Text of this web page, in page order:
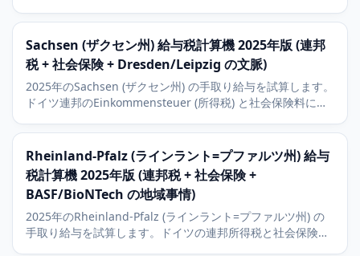
の Kirchensteuer (教会税) を含みます。
Sachsen (ザクセン州) 給与税計算機 2025年版 (連邦
税 + 社会保険 + Dresden/Leipzig の文脈)
2025年のSachsen (ザクセン州) の手取り給与を試算します。
ドイツ連邦のEinkommensteuer (所得税) と社会保険料に対
プツィヒ) の自動車産業、9パーセントの教会税を含みます。
Rheinland-Pfalz (ラインラント=プファルツ州) 給与
税計算機 2025年版 (連邦税 + 社会保険 +
BASF/BioNTech の地域事情)
2025年のRheinland-Pfalz (ラインラント=プファルツ州) の
手取り給与を試算します。ドイツの連邦所得税と社会保険、